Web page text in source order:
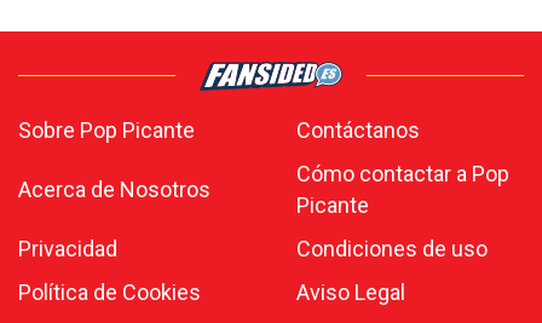
Sobre Pop Picante Contáctanos
Acerca de Nosotros
Cómo contactar a Pop
Picante
Privacidad
Condiciones de uso
Política de Cookies
Aviso Legal